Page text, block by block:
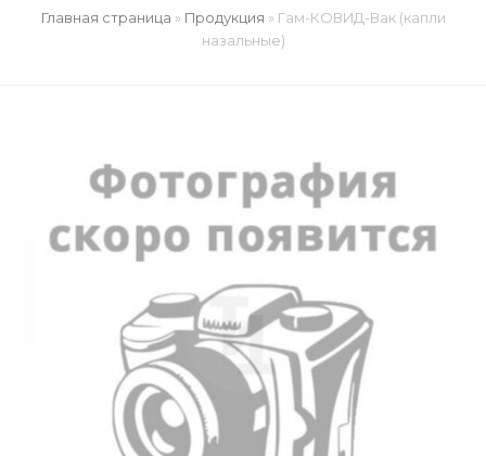
Главная страница » Продукция » Гам-КОВИД-Вак (капли
назальные)